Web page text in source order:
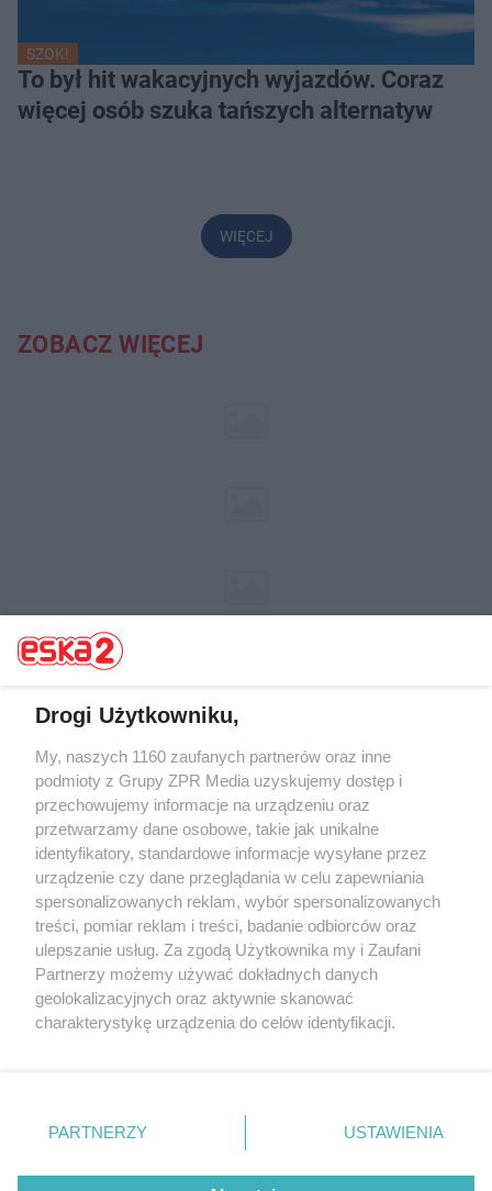
SZOK!
To był hit wakacyjnych wyjazdów. Coraz
więcej osób szuka tańszych alternatyw
WIĘCEJ
ZOBACZ WIĘCEJ
Żaden utwór zamieszczony w serwisie nie może być powielany i
rozpowszechniany lub dalej rozpowszechniany w jakikolwiek sposób (w
tym także elektroniczny lub mechaniczny) na jakimkolwiek polu
eksploatacji w jakiejkolwiek formie, włącznie z umieszczaniem w
Internecie bez pisemnej zgody właściciela praw. Jakiekolwiek użycie lub
wykorzystanie utworów w całości lub w części z naruszeniem prawa,
tzn. bez właściwej zgody, jest zabronione pod groźbą kary i może być
ścigane prawnie.
Drogi Użytkowniku,
My, naszych 1160 zaufanych partnerów oraz inne
podmioty z Grupy ZPR Media uzyskujemy dostęp i
przechowujemy informacje na urządzeniu oraz
przetwarzamy dane osobowe, takie jak unikalne
identyfikatory, standardowe informacje wysyłane przez
urządzenie czy dane przeglądania w celu zapewniania
spersonalizowanych reklam, wybór spersonalizowanych
treści, pomiar reklam i treści, badanie odbiorców oraz
ulepszanie usług. Za zgodą Użytkownika my i Zaufani
Partnerzy możemy używać dokładnych danych
geolokalizacyjnych oraz aktywnie skanować
charakterystykę urządzenia do celów identyfikacji.
zmienić/wycofać klikając przycisk ustawień prywatności
znajdujący się w lewym dolnym rogu strony
rodzaje przetwarzania danych nie wymagają zgody
PARTNERZY USTAWIENIA